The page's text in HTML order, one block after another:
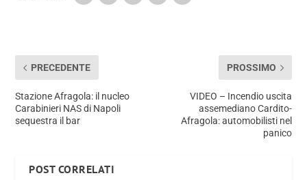
PRECEDENTE
Stazione Afragola: il nucleo
Carabinieri NAS di Napoli
sequestra il bar
PROSSIMO
VIDEO – Incendio uscita
assemediano Cardito-
Afragola: automobilisti nel
panico
POST CORRELATI